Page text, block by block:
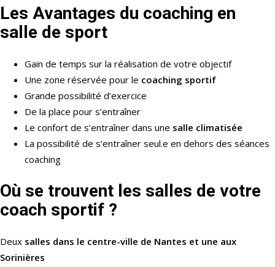
Les Avantages du coaching en
salle de sport
Gain de temps sur la réalisation de votre objectif
Une zone réservée pour le coaching sportif
Grande possibilité d’exercice
De la place pour s’entraîner
Le confort de s’entraîner dans une salle climatisée
La possibilité de s’entraîner seul.e en dehors des séances
coaching
Où se trouvent les salles de votre
coach sportif ?
Deux salles dans le centre-ville de Nantes et une aux
Sorinières